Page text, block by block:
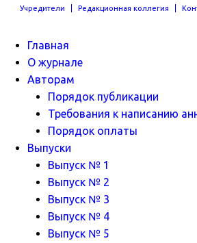
Учредители Редакционная коллегия
Главная
О журнале
Авторам
Порядок публикации
Требования к написанию
Порядок оплаты
Выпуски
Выпуск № 1
Выпуск № 2
Выпуск № 3
Выпуск № 4
Выпуск № 5